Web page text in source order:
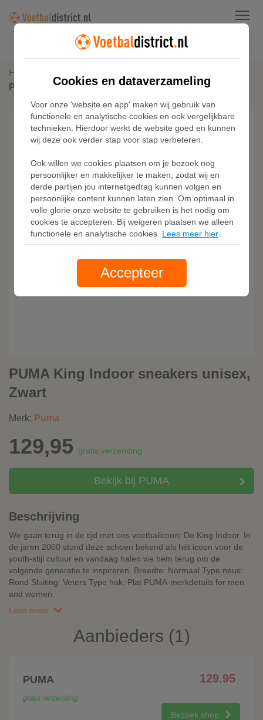
Menu
Home
PUMA King Indoor sneakers unisex, Zwart
PUMA King Indoor sneakers unisex,
Zwart
Merk: Puma
129,95 gratis verzending
Bekijk bij PUMA
Beschrijving
We gaan terug in de tijd met ons voetbalicoon: De King Indoor. In
de jaren 2000 stond deze schoen bekend als hét icoon voor de
youth-stijl cultuur en vandaag halen we hem terug om de
volgende generatie te inspireren. Breedte: Normaal Type neus:
Rond Sluiting: Veters Type hak: Plat PUMA-merkdetails for men
and women.
Lees meer
Aanbieders (1)
PUMA 129.95
gratis verzending
Bezoek shop
Cookies en dataverzameling
Voor onze 'website en app' maken wij gebruik van
functionele en analytische cookies en ook vergelijkbare
technieken. Hierdoor werkt de website goed en kunnen
wij deze ook verder stap voor stap verbeteren.
Ook willen we cookies plaatsen om je bezoek nog
persoonlijker en makkelijker te maken, zodat wij en
derde partijen jou internetgedrag kunnen volgen en
persoonlijke content kunnen laten zien. Om optimaal in
volle glorie onze website te gebruiken is het nodig om
cookies te accepteren. Bij weigeren plaatsen we alleen
functionele en analytische cookies. Lees meer hier.
Accepteer